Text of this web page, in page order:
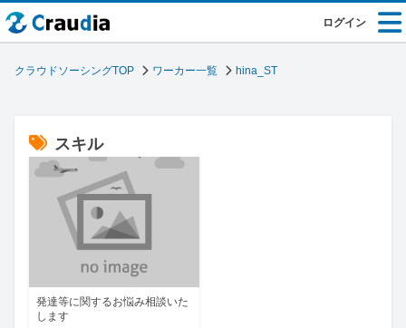
ログイン
クラウドソーシングTOP ワーカー一覧 hina_ST
スキル
発達等に関するお悩み相談いた
します